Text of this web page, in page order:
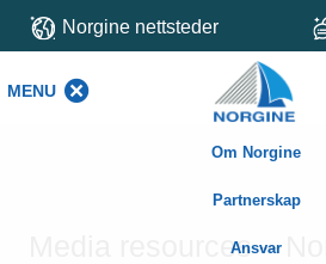
Norgine nettsteder
MENU
Om Norgine
Partnerskap
Ansvar
Media resources –